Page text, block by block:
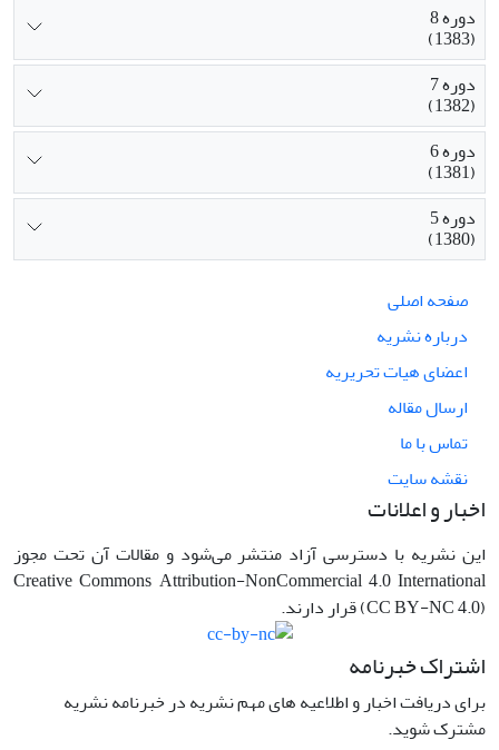
دوره 8
(1383)
دوره 7
(1382)
دوره 6
(1381)
دوره 5
(1380)
صفحه اصلی
درباره نشریه
اعضای هیات تحریریه
ارسال مقاله
تماس با ما
نقشه سایت
اخبار و اعلانات
این نشریه با دسترسی آزاد منتشر می‌شود و مقالات آن تحت مجوز
Creative Commons Attribution-NonCommercial 4.0 International
(CC BY-NC 4.0) قرار دارند.
اشتراک خبرنامه
برای دریافت اخبار و اطلاعیه های مهم نشریه در خبرنامه نشریه
مشترک شوید.